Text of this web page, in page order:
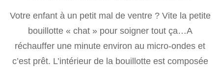
enfant
Votre enfant à un petit mal de ventre ? Vite la petite
bouillotte « chat » pour soigner tout ça…A
réchauffer une minute environ au micro-ondes et
c’est prêt. L’intérieur de la bouillotte est composée